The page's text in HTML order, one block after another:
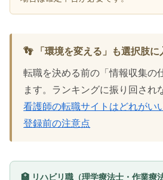
👣 「環境を変える」も選択肢に
転職を決める前の「情報収集の
ます。ランキングに振り回され
看護師の転職サイトはどれがい
登録前の注意点
🏥 リハビリ職（理学療法士・作業療